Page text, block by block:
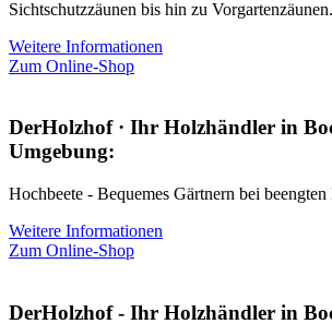
Sichtschutzzäunen bis hin zu Vorgartenzäunen.
Weitere Informationen
Zum Online-Shop
DerHolzhof · Ihr Holzhändler in
Umgebung:
Hochbeete - Bequemes Gärtnern bei beengten
Weitere Informationen
Zum Online-Shop
DerHolzhof - Ihr Holzhändler in